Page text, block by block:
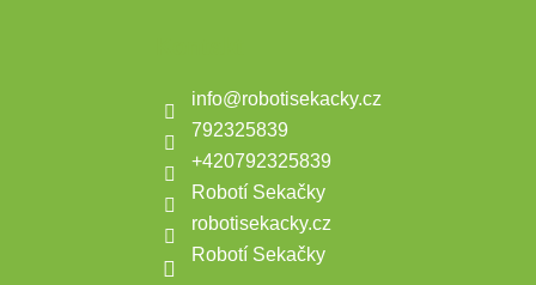
info@robotisekacky.cz
792325839
+420792325839
Robotí Sekačky
robotisekacky.cz
Robotí Sekačky